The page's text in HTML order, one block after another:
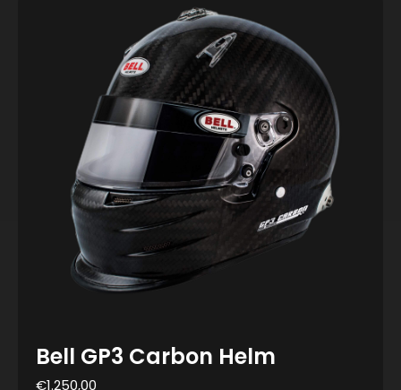
Bell GP3 Carbon Helm
€1.250,00